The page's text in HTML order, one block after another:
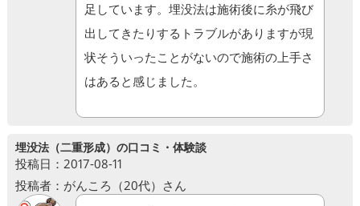
足しています。埋没法は施術後に糸が飛び
出してきたりするトラブルがありますが現
状そういったことがないので施術の上手さ
はあると感じました。
埋没法（二重形成）の口コミ・体験談
投稿日：2017-08-11
投稿者：がんころ（20代）さん